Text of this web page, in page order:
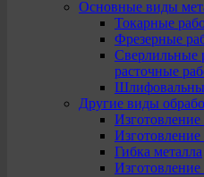
Основные виды
Токарные
Фрезерные
Сверлильные
расточные
Другие виды
Изготовление
Гибка металла
Изготовление